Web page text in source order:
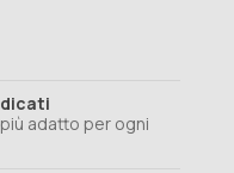
adatto per ogni